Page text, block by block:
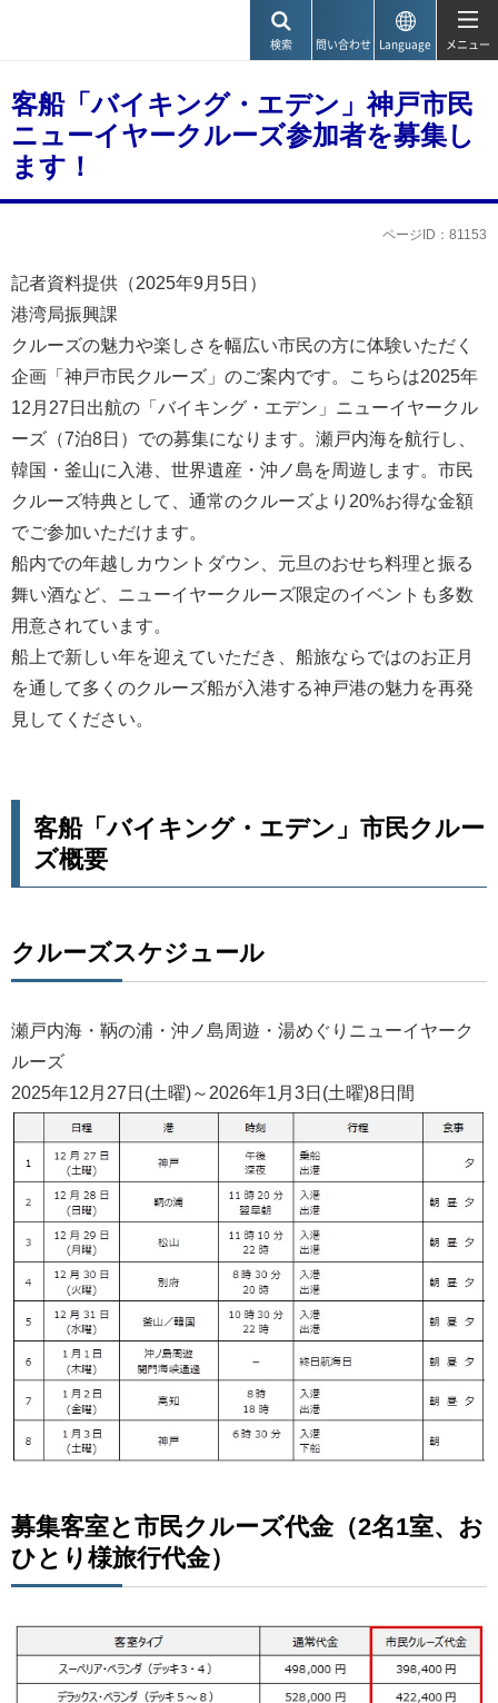
検索 問い合わせ Language メニュー
客船「バイキング・エデン」神戸市民
ニューイヤークルーズ参加者を募集し
ます！
ページID：81153
記者資料提供（2025年9月5日）
港湾局振興課
クルーズの魅力や楽しさを幅広い市民の方に体験いただく
企画「神戸市民クルーズ」のご案内です。こちらは2025年
12月27日出航の「バイキング・エデン」ニューイヤークル
ーズ（7泊8日）での募集になります。瀬戸内海を航行し、
韓国・釜山に入港、世界遺産・沖ノ島を周遊します。市民
クルーズ特典として、通常のクルーズより20%お得な金額
でご参加いただけます。
船内での年越しカウントダウン、元旦のおせち料理と振る
舞い酒など、ニューイヤークルーズ限定のイベントも多数
用意されています。
船上で新しい年を迎えていただき、船旅ならではのお正月
を通して多くのクルーズ船が入港する神戸港の魅力を再発
見してください。
客船「バイキング・エデン」市民クルー
ズ概要
クルーズスケジュール
瀬戸内海・鞆の浦・沖ノ島周遊・湯めぐりニューイヤーク
ルーズ
2025年12月27日(土曜)～2026年1月3日(土曜)8日間
募集客室と市民クルーズ代金（2名1室、お
ひとり様旅行代金）